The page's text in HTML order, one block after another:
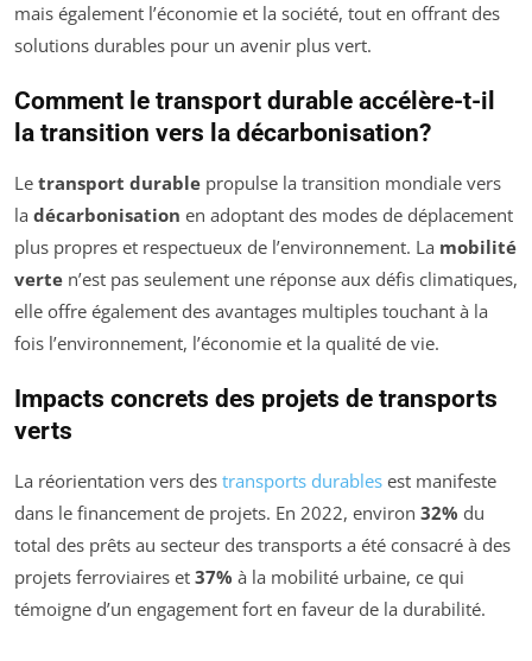
mais également l’économie et la société, tout en offrant des
solutions durables pour un avenir plus vert.
Comment le transport durable accélère-t-il
la transition vers la décarbonisation?
Le transport durable propulse la transition mondiale vers
la décarbonisation en adoptant des modes de déplacement
plus propres et respectueux de l’environnement. La mobilité
verte n’est pas seulement une réponse aux défis climatiques,
elle offre également des avantages multiples touchant à la
fois l’environnement, l’économie et la qualité de vie.
Impacts concrets des projets de transports
verts
La réorientation vers des transports durables est manifeste
dans le financement de projets. En 2022, environ 32% du
total des prêts au secteur des transports a été consacré à des
projets ferroviaires et 37% à la mobilité urbaine, ce qui
témoigne d’un engagement fort en faveur de la durabilité.